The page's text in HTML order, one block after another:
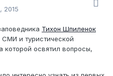
2015
Тихон Шпиленок
СМИ и туристической
которой освятил вопросы,